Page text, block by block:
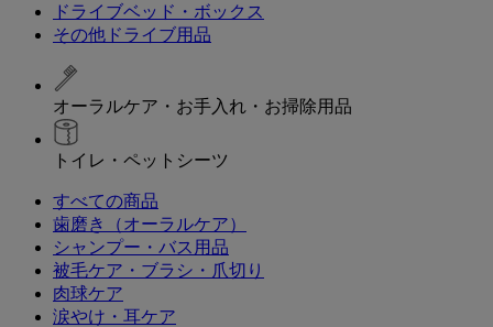
ドライブベッド・ボックス
その他ドライブ用品
オーラルケア・お手入れ・お掃除用品
トイレ・ペットシーツ
すべての商品
歯磨き（オーラルケア）
シャンプー・バス用品
被毛ケア・ブラシ・爪切り
肉球ケア
涙やけ・耳ケア